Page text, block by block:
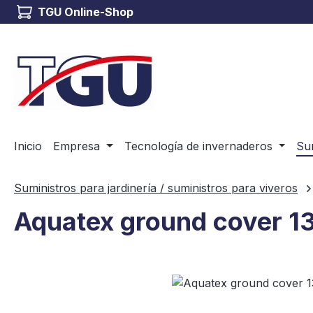
al contenido principal
Saltar a la búsqueda
Saltar a la navegación principal
TGU Online-Shop
Inicio Empresa Tecnología de invernaderos
Suministros para jardinería / suministros para viveros
Aquatex ground cover